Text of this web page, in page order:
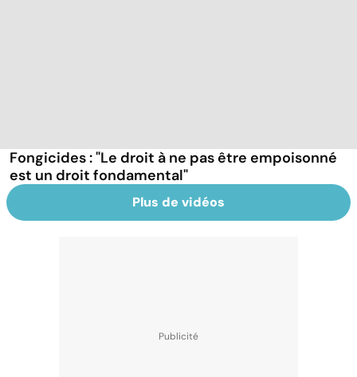
Fongicides : "Le droit à ne pas être empoisonné
est un droit fondamental"
Plus de vidéos